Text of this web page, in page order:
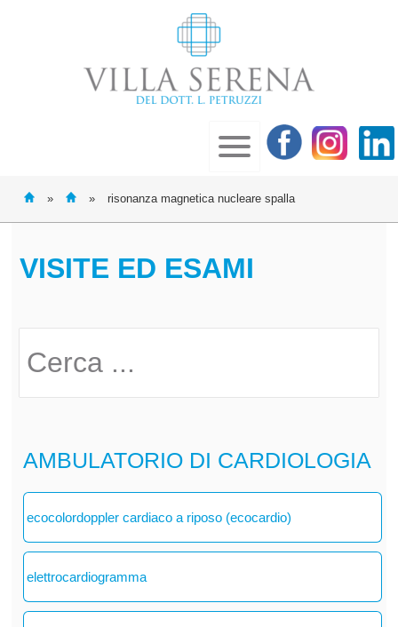
» » risonanza magnetica nucleare spalla
VISITE ED ESAMI
AMBULATORIO DI CARDIOLOGIA
ecocolordoppler cardiaco a riposo (ecocardio)
elettrocardiogramma